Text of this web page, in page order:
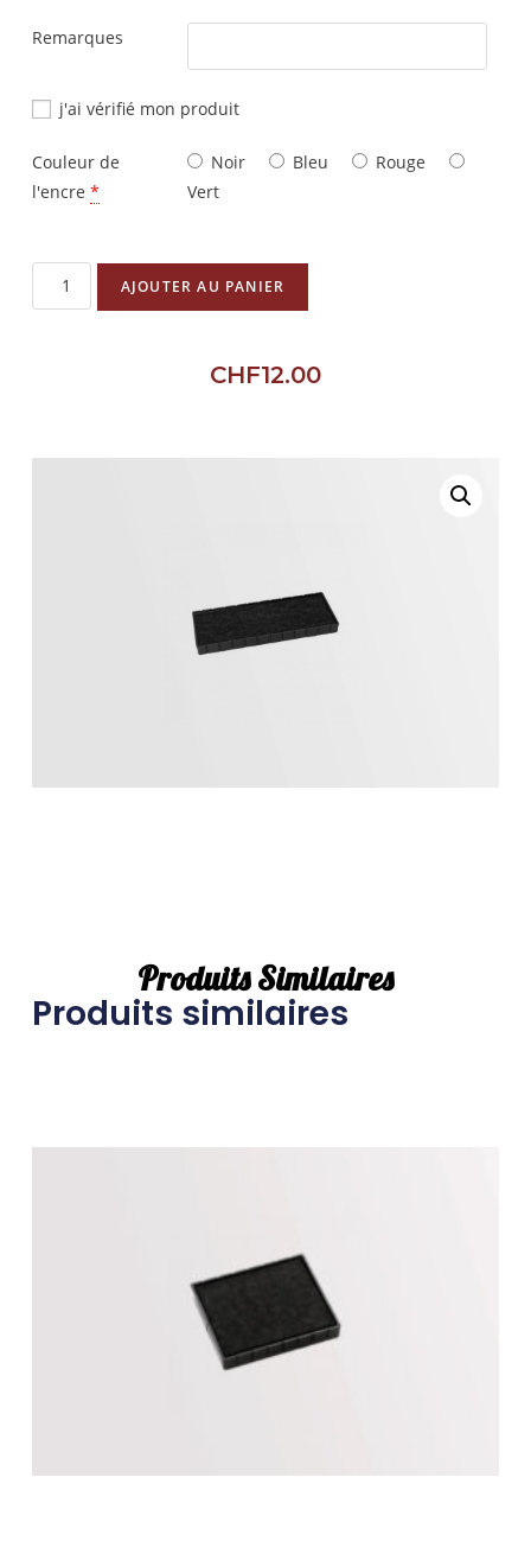
Remarques
j'ai vérifié mon produit
Couleur de
l'encre *
Noir Bleu
Rouge
Vert
AJOUTER AU PANIER
CHF12.00
Produits Similaires
Produits similaires